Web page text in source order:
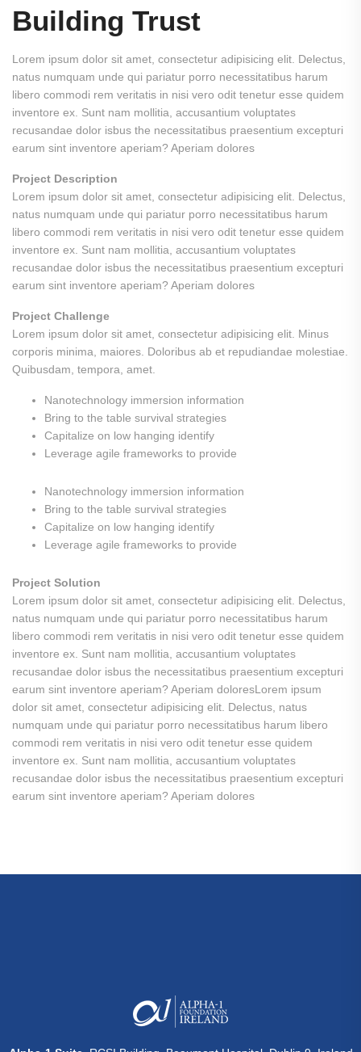
Building Trust
Lorem ipsum dolor sit amet, consectetur adipisicing elit. Delectus,
natus numquam unde qui pariatur porro necessitatibus harum
libero commodi rem veritatis in nisi vero odit tenetur esse quidem
inventore ex. Sunt nam mollitia, accusantium voluptates
recusandae dolor isbus the necessitatibus praesentium excepturi
earum sint inventore aperiam? Aperiam dolores
Project Description
Lorem ipsum dolor sit amet, consectetur adipisicing elit. Delectus,
natus numquam unde qui pariatur porro necessitatibus harum
libero commodi rem veritatis in nisi vero odit tenetur esse quidem
inventore ex. Sunt nam mollitia, accusantium voluptates
recusandae dolor isbus the necessitatibus praesentium excepturi
earum sint inventore aperiam? Aperiam dolores
Project Challenge
Lorem ipsum dolor sit amet, consectetur adipisicing elit. Minus
corporis minima, maiores. Doloribus ab et repudiandae molestiae.
Quibusdam, tempora, amet.
Nanotechnology immersion information
Bring to the table survival strategies
Capitalize on low hanging identify
Leverage agile frameworks to provide
Nanotechnology immersion information
Bring to the table survival strategies
Capitalize on low hanging identify
Leverage agile frameworks to provide
Project Solution
Lorem ipsum dolor sit amet, consectetur adipisicing elit. Delectus,
natus numquam unde qui pariatur porro necessitatibus harum
libero commodi rem veritatis in nisi vero odit tenetur esse quidem
inventore ex. Sunt nam mollitia, accusantium voluptates
recusandae dolor isbus the necessitatibus praesentium excepturi
earum sint inventore aperiam? Aperiam doloresLorem ipsum
dolor sit amet, consectetur adipisicing elit. Delectus, natus
numquam unde qui pariatur porro necessitatibus harum libero
commodi rem veritatis in nisi vero odit tenetur esse quidem
inventore ex. Sunt nam mollitia, accusantium voluptates
recusandae dolor isbus the necessitatibus praesentium excepturi
earum sint inventore aperiam? Aperiam dolores